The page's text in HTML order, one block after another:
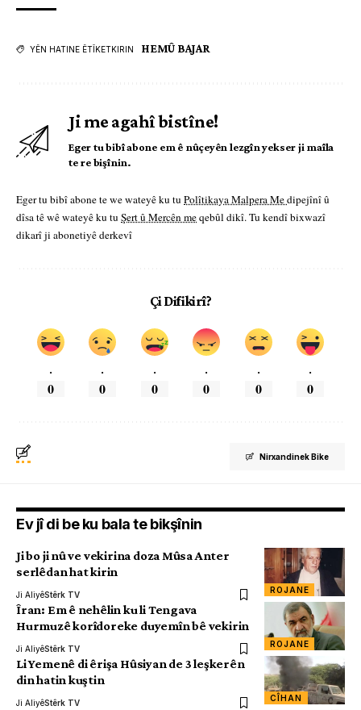
YÊN HATINE ÊTÎKETKIRIN HEMÛ BAJAR
Ji me agahî bistîne!
Eger tu bibî abone em ê nûçeyên lezgîn yekser ji maîla
te re bişînin.
Eger tu bibî abone te we wateyê ku tu Polîtikaya Malpera Medipejînî û
dîsa tê wê wateyê ku tu Şert û Mercên meqebûl dikî. Tu kendî bixwazî
dikarî ji abonetiyê derkevî
Çi Difikirî?
.
0
.
0
.
0
.
0
.
0
.
0
Nirxandinek Bike
Ev jî di be ku bala te bikşînin
ROJANE
Ji bo ji nû ve vekirina doza Mûsa Anter
serlêdan hat kirin
Ji AliyêStêrk TV
ROJANE
Îran: Em ê nehêlin ku li Tengava
Hurmuzê korîdoreke duyemîn bê vekirin
Ji AliyêStêrk TV
CÎHAN
Li Yemenê di êrişa Hûsiyan de 3 leşkerên
din hatin kuştin
Ji AliyêStêrk TV